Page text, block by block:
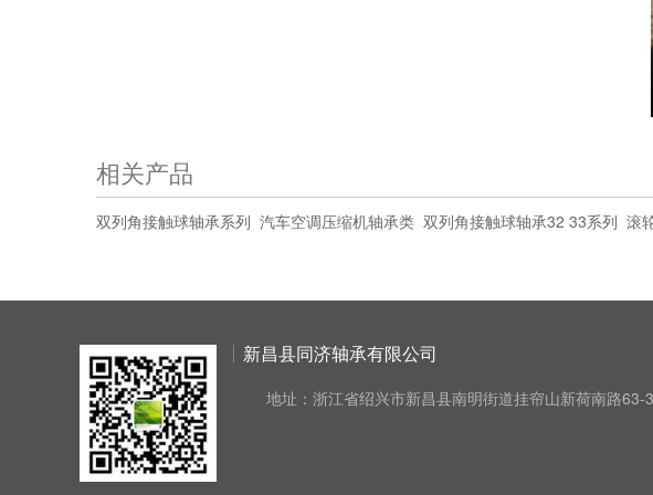
相关产品
双列角接触球轴承系列 汽车空调压缩机轴承类 双列角接触球轴承32 33系列 滚
新昌县同济轴承有限公司
地址：浙江省绍兴市新昌县南明街道挂帘山新荷南路63-